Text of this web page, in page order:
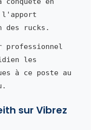
l'apport
des rucks.
professionnel
les
à ce poste au
sur Vibrez